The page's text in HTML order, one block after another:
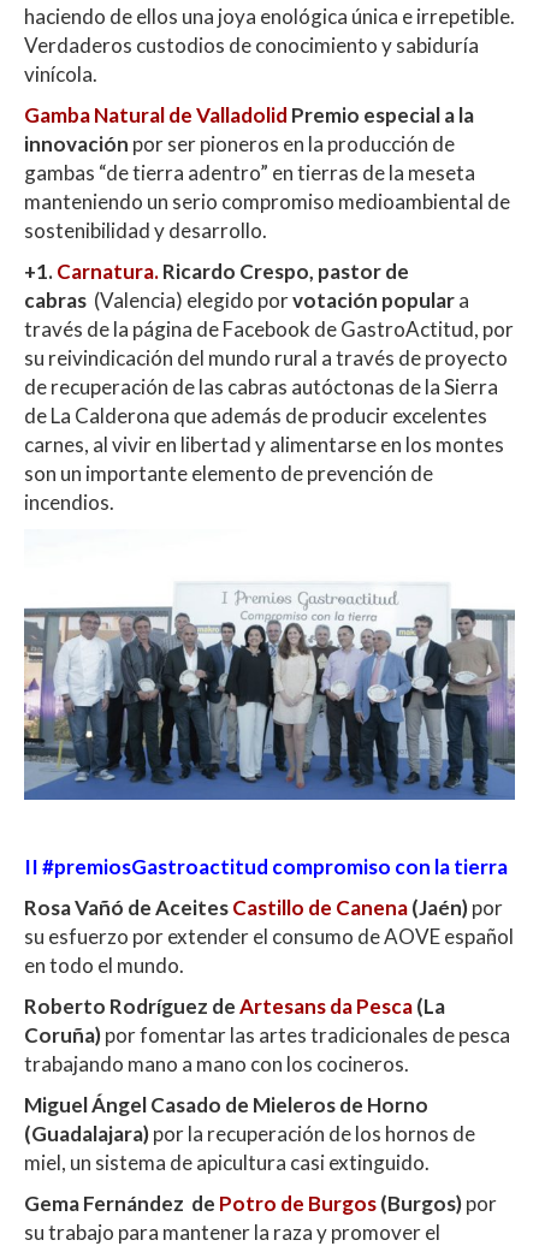
haciendo de ellos una joya enológica única e irrepetible.
Verdaderos custodios de conocimiento y sabiduría
vinícola.
Gamba Natural de Valladolid Premio especial a la
innovación por ser pioneros en la producción de
gambas “de tierra adentro” en tierras de la meseta
manteniendo un serio compromiso medioambiental de
sostenibilidad y desarrollo.
+1.Carnatura.Ricardo Crespo, pastor de
cabras (Valencia) elegido porvotación populara
través de la página de Facebook de GastroActitud, por
su reivindicación del mundo rural a través de proyecto
de recuperación de las cabras autóctonas de la Sierra
de La Calderona que además de producir excelentes
carnes, al vivir en libertad y alimentarse en los montes
son un importante elemento de prevención de
incendios.
II #premiosGastroactitud compromiso con la tierra
Rosa Vañó de AceitesCastillo de Canena(Jaén)por
su esfuerzo por extender el consumo de AOVE español
en todo el mundo.
Roberto Rodríguez deArtesans da Pesca(La
Coruña)por fomentar las artes tradicionales de pesca
trabajando mano a mano con los cocineros.
Miguel Ángel Casado de Mieleros de Horno
(Guadalajara)por la recuperación de los hornos de
miel, un sistema de apicultura casi extinguido.
Gema Fernández de Potro de Burgos(Burgos)por
su trabajo para mantener la raza y promover el